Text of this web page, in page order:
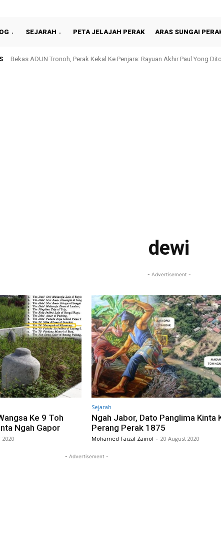
SEJARAH PETA JELAJAH PERAK ARAS SUNGAI
Bekas ADUN Tronoh, Perak Kekal Ke Penjara: Rayuan Akhir Paul Yong
dewi
- Advertisement -
Ke 9 Toh
Ngah Gapor
Sejarah
Ngah Jabor, Dato Panglima Kinta
Perang Perak 1875
Mohamed Faizal Zainol - 20 August 2020
- Advertisement -